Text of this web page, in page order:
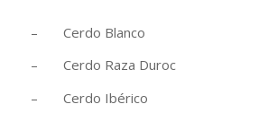
– Cerdo Blanco
– Cerdo Raza Duroc
– Cerdo Ibérico